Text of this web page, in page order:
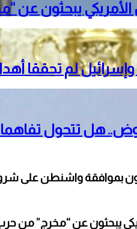
الأمريكي يبحثون عن
وإسرائيل لم تحققا
هل تتحول
بموافقة واشنطن على
يبحثون عن “مخرج” من